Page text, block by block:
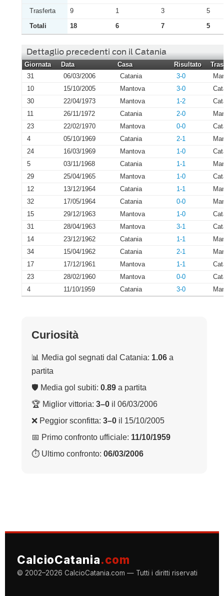
Trasferta
9 1 3
5
Totali
18 6 7 5
Dettaglio precedenti con il Catania
Giornata Data Casa Risultato
31
06/03/2006 Catania 3-0
10
15/10/2005 Mantova 3-0
30
22/04/1973 Mantova 1-2
11
26/11/1972 Catania 2-0
23
22/02/1970 Mantova 0-0
4
05/10/1969 Catania 2-1
24
16/03/1969 Mantova 1-0
5
03/11/1968 Catania 1-1
29
25/04/1965 Mantova 1-0
12
13/12/1964 Catania 1-1
32
17/05/1964 Catania 0-0
15
29/12/1963 Mantova 1-0
31
28/04/1963 Mantova 3-1
14
23/12/1962 Catania 1-1
34
15/04/1962 Catania 2-1
17
17/12/1961 Mantova 1-1
23
28/02/1960 Mantova 0-0
4
11/10/1959 Catania 3-0
Curiosità
📊 Media gol segnati dal Catania: 1.06 a
partita
🛡 Media gol subiti: 0.89 a partita
🏆 Miglior vittoria: 3–0 il 06/03/2006
❌ Peggior sconfitta: 3–0 il 15/10/2005
📅 Primo confronto ufficiale: 11/10/1959
⏱ Ultimo confronto: 06/03/2006
CalcioCatania.com
© 2002–2026 CalcioCatania.com — Tutti i diritti riservati